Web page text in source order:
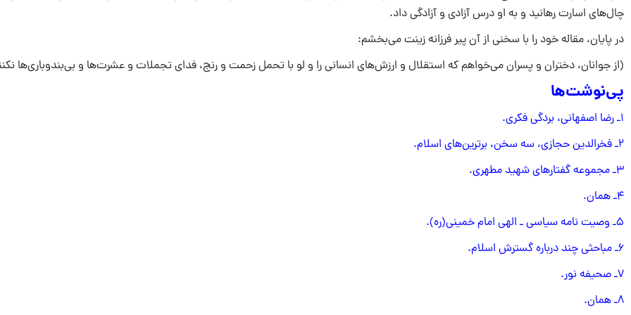
چال‌هاى اسارت رهانید و به او درس آزادى و آزادگى داد.
در پایان، مقاله خود را با سخنى از آن پیر فرزانه زینت مى‌بخشم:
(از جوانان، دختران و پسران مى‌خواهم که استقلال و ارزش‌هاى انسانى را و لو با تحمل زحمت و رنج، فداى تجملات و عشرت‌ها و بى‌بندوبارى‌ها
پی‌نوشت‌ها
۱ـ رضا اصفهانى، بردگى فکرى.
۲ـ فخرالدین حجازى، سه سخن، برترین‌هاى اسلام.
۳ـ مجموعه گفتارهاى شهید مطهرى.
۴ـ همان.
۵ـ وصیت نامه سیاسى ـ الهى امام خمینى(ره).
۶ـ مباحثى چند درباره گسترش اسلام.
۷ـ صحیفه نور.
۸ـ همان.